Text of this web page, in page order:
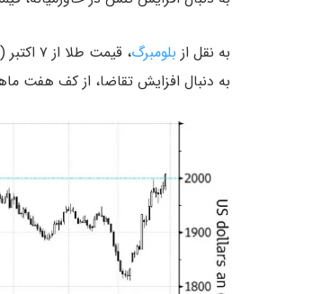
به نقل از بلومبرگ
به دنبال افزایش تقاضا، از کف هفت